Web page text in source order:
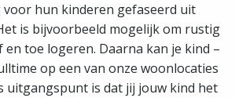
hun kinderen gefaseerd uit
is bijvoorbeeld mogelijk om rustig
toe logeren. Daarna kan je kind –
op een van onze woonlocaties
uitgangspunt is dat jij jouw kind het